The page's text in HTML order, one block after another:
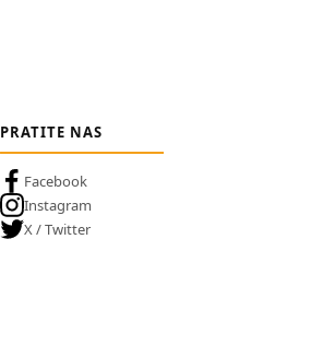
PRATITE NAS
Facebook
Instagram
X / Twitter